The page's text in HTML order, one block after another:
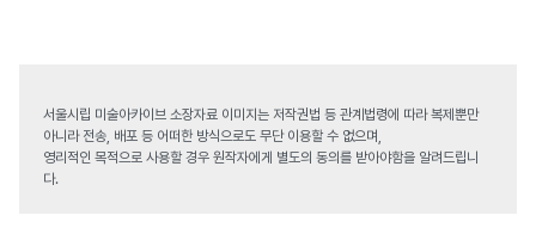
서울시립 미술아카이브 소장자료 이미지는 저작권법 등 관계법령에 따라 복제뿐만
아니라 전송, 배포 등 어떠한 방식으로도 무단 이용할 수 없으며,
영리적인 목적으로 사용할 경우 원작자에게 별도의 동의를 받아야함을 알려드립니
다.